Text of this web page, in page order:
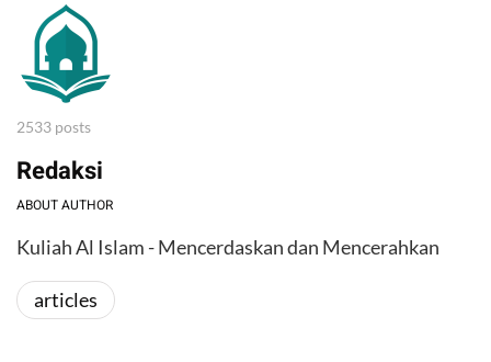
2533 posts
Redaksi
ABOUT AUTHOR
Kuliah Al Islam - Mencerdaskan dan Mencerahkan
articles